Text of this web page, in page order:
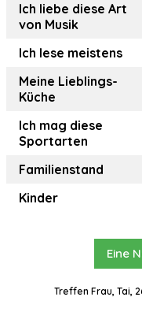
Ich liebe diese Art
von Musik
Ich lese meistens
Meine Lieblings-
Küche
Ich mag diese
Sportarten
Familienstand
Kinder
Eine
Treffen Frau, Tai,